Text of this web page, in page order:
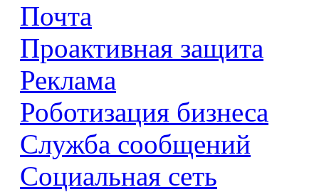
Почта
Проактивная защита
Реклама
Роботизация бизнеса
Служба сообщений
Социальная сеть